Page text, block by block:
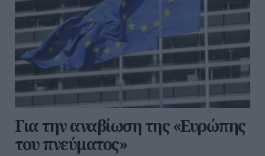
Για την αναβίωση της «Ευρώπης
του πνεύματος»